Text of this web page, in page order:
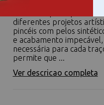
diferentes projetos
pincéis com pelos
e acabamento
necessária para cada
permite que ...
Ver descricao completa